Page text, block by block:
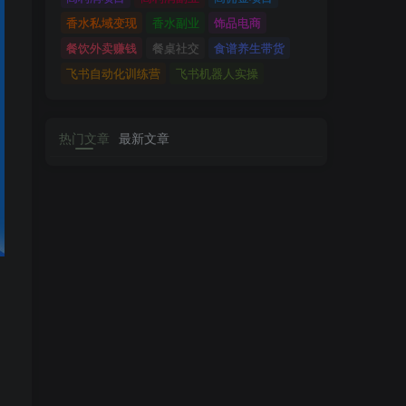
香水私域变现
香水副业
饰品电商
餐饮外卖赚钱
餐桌社交
食谱养生带货
飞书自动化训练营
飞书机器人实操
热门文章 最新文章